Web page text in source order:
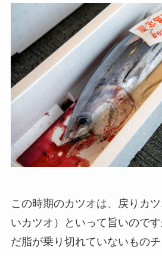
この時期のカツオは、戻りカ
いカツオ）といって旨いので
だ脂が乗り切れていないものチ